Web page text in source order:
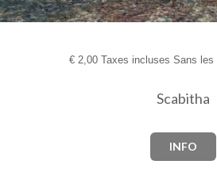
€2,00 Taxes incluses Sans les
Scabitha
INFO